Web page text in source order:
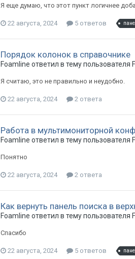
Я еще думаю, что этот пункт логичнее
22 августа, 2024 5 ответов
Порядок колонок в справочнике
Foamline ответил в тему пользователя
Я считаю, это не правильно и неудобно.
22 августа, 2024 2 ответа
Работа в мультимониторной
Foamline ответил в тему пользователя
Понятно
22 августа, 2024 2 ответа
Как вернуть панель поиска в
Foamline ответил в тему пользователя
Спасибо
22 августа, 2024 5 ответов